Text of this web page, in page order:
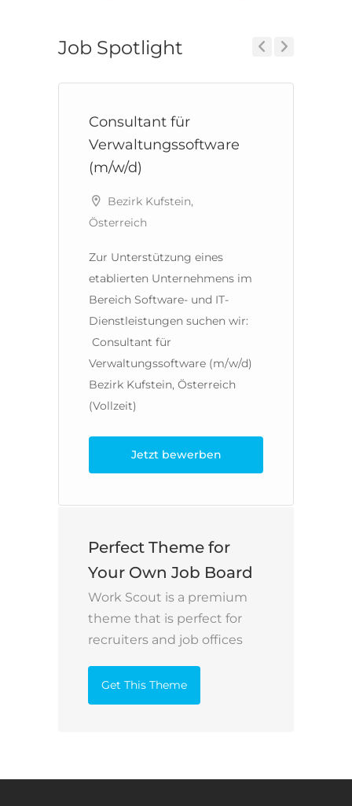
Job Spotlight
Consultant für
Verwaltungssoftware
(m/w/d)
Bezirk Kufstein,
Österreich
Zur Unterstützung eines
etablierten Unternehmens im
Bereich Software- und IT-
Dienstleistungen suchen wir:
Consultant für
Verwaltungssoftware (m/w/d)
Bezirk Kufstein, Österreich
(Vollzeit)
Jetzt bewerben
Perfect Theme for
Your Own Job Board
Work Scout is a premium
theme that is perfect for
recruiters and job offices
Get This Theme